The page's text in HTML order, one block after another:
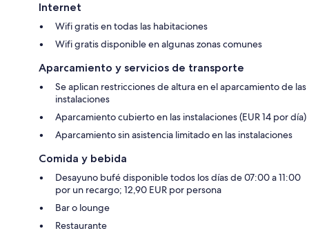
Internet
Wifi gratis en todas las habitaciones
Wifi gratis disponible en algunas zonas comunes
Aparcamiento y servicios de transporte
Se aplican restricciones de altura en el aparcamiento de las
instalaciones
Aparcamiento cubierto en las instalaciones (EUR 14 por día)
Aparcamiento sin asistencia limitado en las instalaciones
Comida y bebida
Desayuno bufé disponible todos los días de 07:00 a 11:00
por un recargo; 12,90 EUR por persona
Bar o lounge
Restaurante